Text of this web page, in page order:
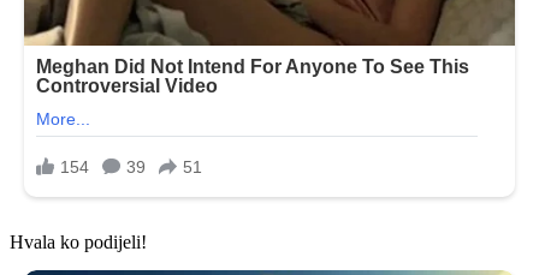
Hvala ko podijeli!